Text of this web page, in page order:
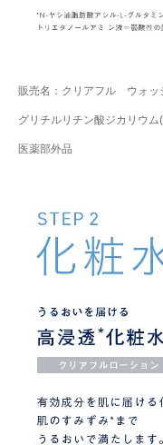
販売名：クリアフル ウォッ
グリチルリチン酸ジカリウ
医薬部外品